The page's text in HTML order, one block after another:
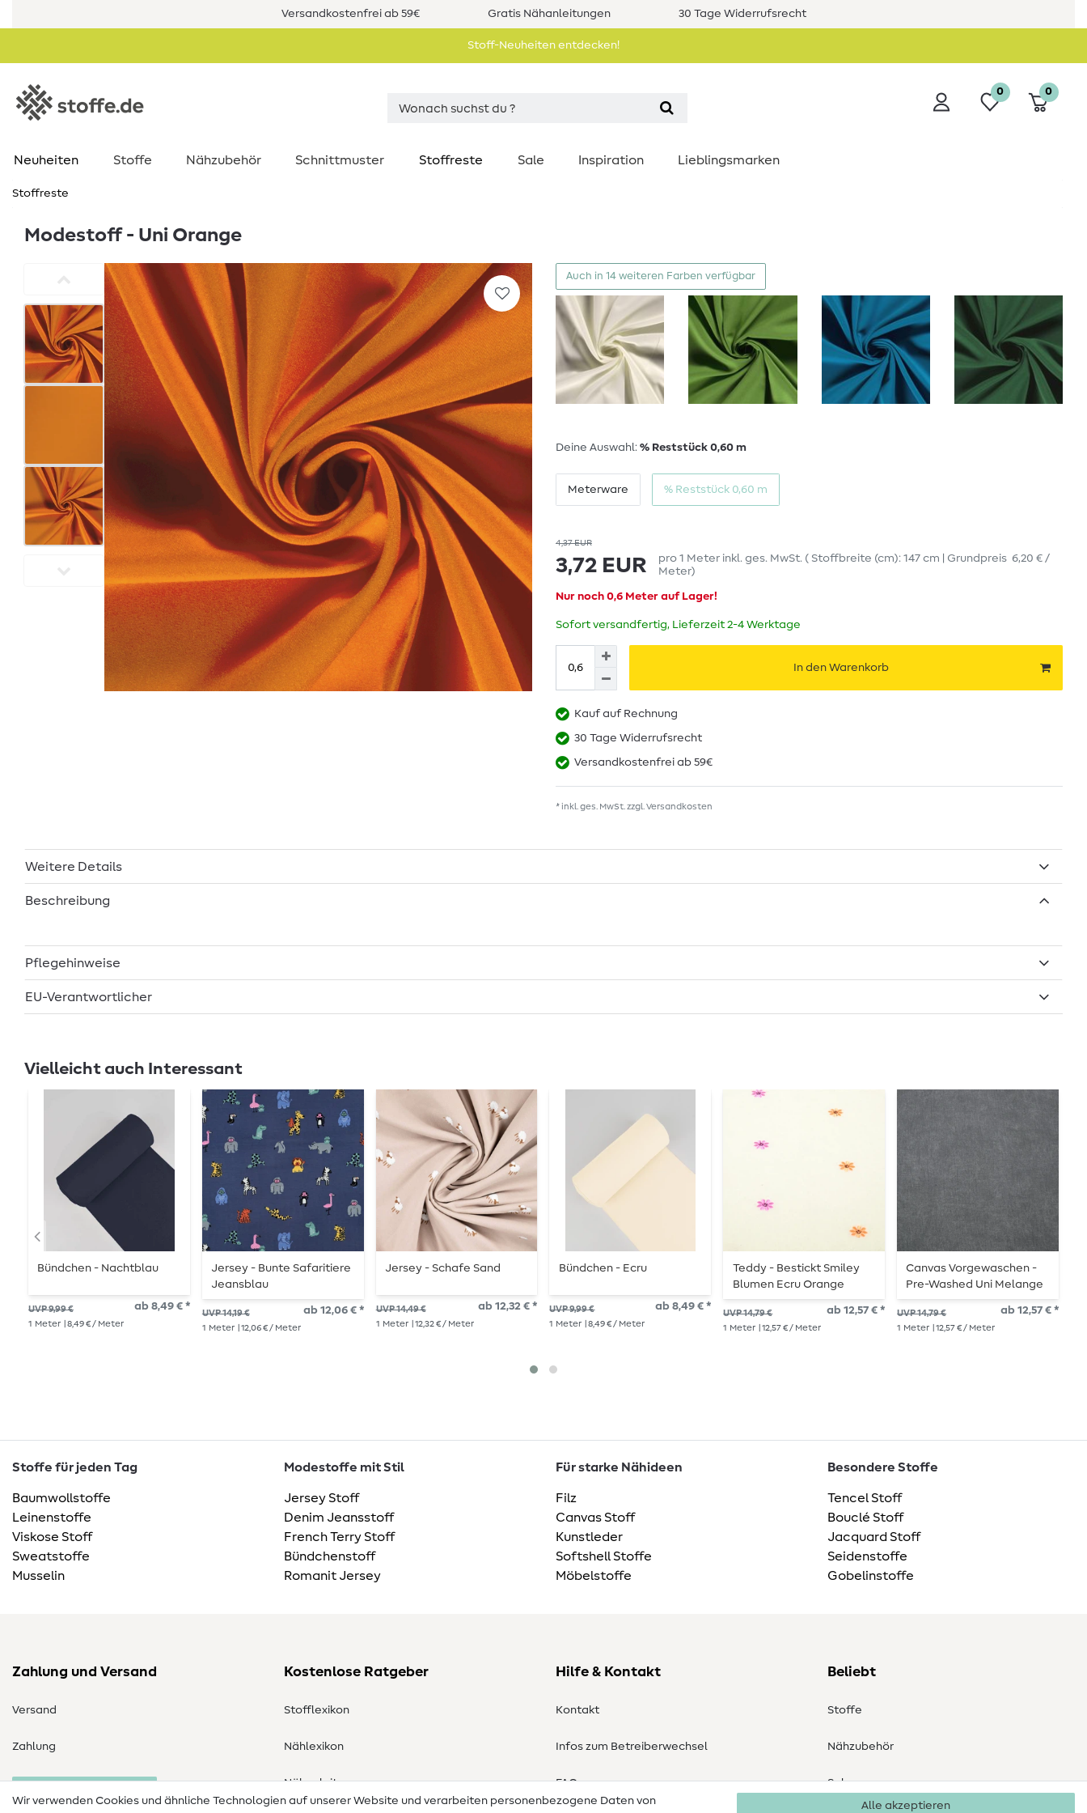
Versandkostenfrei ab 59€ Gratis Nähanleitungen 30 Tage Widerrufsrecht
Stoff-Neuheiten entdecken!
0 0
Neuheiten Stoffe Nähzubehör Schnittmuster Stoffreste Sale Inspiration Lieblingsmarken
Stoffreste
Modestoff - Uni Orange
Auch in 14 weiteren Farben verfügbar
Deine Auswahl: % Reststück 0,60 m
Meterware % Reststück 0,60 m
4,37 EUR
3,72 EUR pro 1 Meter inkl. ges. MwSt. ( Stoffbreite (cm): 147 cm | Grundpreis 6,20 € /
Meter)
Nur noch 0,6 Meter auf Lager!
Sofort versandfertig, Lieferzeit 2-4 Werktage
In den Warenkorb
Kauf auf Rechnung
30 Tage Widerrufsrecht
Versandkostenfrei ab 59€
* inkl. ges. MwSt. zzgl.Versandkosten
Weitere Details
Beschreibung
Pflegehinweise
EU-Verantwortlicher
Vielleicht auch Interessant
Bündchen - Nachtblau
UVP 9,99 € ab 8,49 € *
1 Meter | 8,49 € / Meter
Jersey - Bunte Safaritiere
Jeansblau
UVP 14,19 € ab 12,06 € *
1 Meter | 12,06 € / Meter
Jersey - Schafe Sand
UVP 14,49 € ab 12,32 € *
1 Meter | 12,32 € / Meter
Bündchen - Ecru
UVP 9,99 € ab 8,49 € *
1 Meter | 8,49 € / Meter
Teddy - Bestickt Smiley
Blumen Ecru Orange
UVP 14,79 € ab 12,57 € *
1 Meter | 12,57 € / Meter
Canvas Vorgewaschen -
Pre-Washed Uni Melange
Schwarz
UVP 14,79 € ab 12,57 € *
1 Meter | 12,57 € / Meter
Stoffe für jeden Tag
Baumwollstoffe
Leinenstoffe
Viskose Stoff
Sweatstoffe
Musselin
Modestoffe mit Stil
Jersey Stoff
Denim Jeansstoff
French Terry Stoff
Bündchenstoff
Romanit Jersey
Für starke Nähideen
Filz
Canvas Stoff
Kunstleder
Softshell Stoffe
Möbelstoffe
Besondere Stoffe
Tencel Stoff
Bouclé Stoff
Jacquard Stoff
Seidenstoffe
Gobelinstoffe
Zahlung und Versand
Versand
Zahlung
Kostenlose Ratgeber
Stofflexikon
Nählexikon
Nähanleitungen
Hilfe & Kontakt
Kontakt
Infos zum Betreiberwechsel
FAQ
Beliebt
Stoffe
Nähzubehör
Sale
Wir verwenden Cookies und ähnliche Technologien auf unserer Website und verarbeiten personenbezogene Daten von
Alle akzeptieren